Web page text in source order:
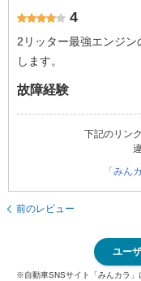
4
2リッター最強エンジ
します。
故障経験
下記のリン
「みん
前のレビュー
ユー
※自動車SNSサイト「みんカラ」